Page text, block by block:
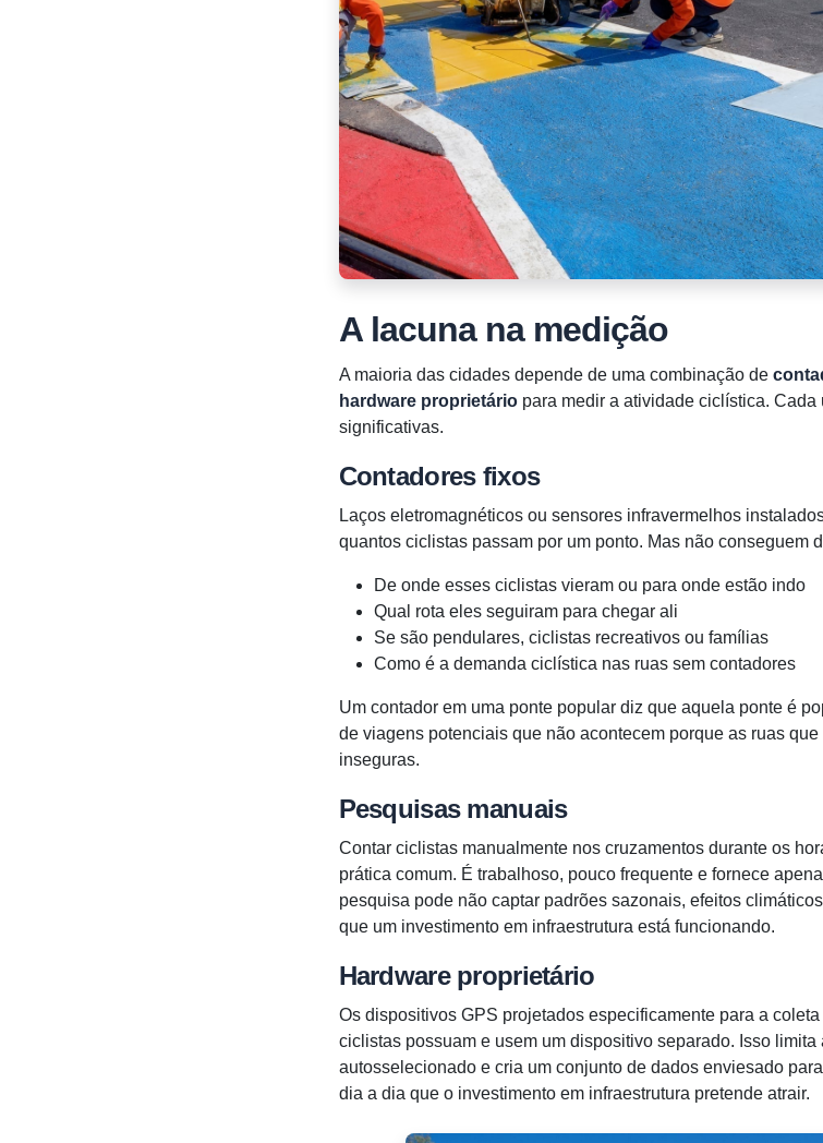
A lacuna na medição
A maioria das cidades depende de uma combinação de
hardware proprietáriopara medir a atividade ciclística. Cada
significativas.
Contadores fixos
Laços eletromagnéticos ou sensores infravermelhos
quantos ciclistas passam por um ponto. Mas não conseguem
De onde esses ciclistas vieram ou para onde estão indo
Qual rota eles seguiram para chegar ali
Se são pendulares, ciclistas recreativos ou famílias
Como é a demanda ciclística nas ruas sem contadores
Um contador em uma ponte popular diz que aquela ponte é
de viagens potenciais que não acontecem porque as ruas
inseguras.
Pesquisas manuais
Contar ciclistas manualmente nos cruzamentos durante os
prática comum. É trabalhoso, pouco frequente e fornece
pesquisa pode não captar padrões sazonais, efeitos
que um investimento em infraestrutura está funcionando.
Hardware proprietário
Os dispositivos GPS projetados especificamente para a
ciclistas possuam e usem um dispositivo separado. Isso
autosselecionado e cria um conjunto de dados enviesado
dia a dia que o investimento em infraestrutura pretende atrair.